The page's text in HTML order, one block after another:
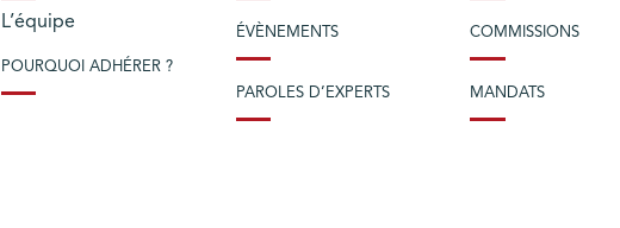
L’équipe
POURQUOI ADHÉRER ?
ÉVÈNEMENTS
PAROLES D’EXPERTS
COMMISSIONS
MANDATS